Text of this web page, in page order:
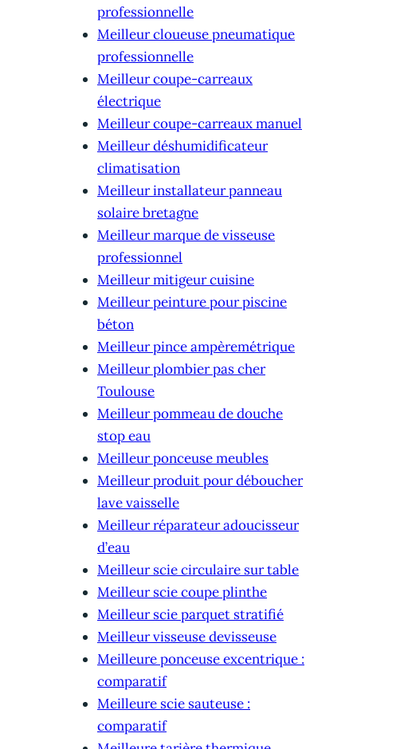
professionnelle
Meilleur cloueuse pneumatique
professionnelle
Meilleur coupe-carreaux
électrique
Meilleur coupe-carreaux manuel
Meilleur déshumidificateur
climatisation
Meilleur installateur panneau
solaire bretagne
Meilleur marque de visseuse
professionnel
Meilleur mitigeur cuisine
Meilleur peinture pour piscine
béton
Meilleur pince ampèremétrique
Meilleur plombier pas cher
Toulouse
Meilleur pommeau de douche
stop eau
Meilleur ponceuse meubles
Meilleur produit pour déboucher
lave vaisselle
Meilleur réparateur adoucisseur
d’eau
Meilleur scie circulaire sur table
Meilleur scie coupe plinthe
Meilleur scie parquet stratifié
Meilleur visseuse devisseuse
Meilleure ponceuse excentrique :
comparatif
Meilleure scie sauteuse :
comparatif